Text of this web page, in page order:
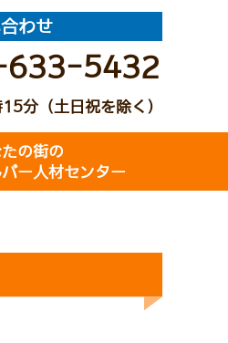
わせ
633-5432
分（土日祝を除く）
の街の
ー人材センター